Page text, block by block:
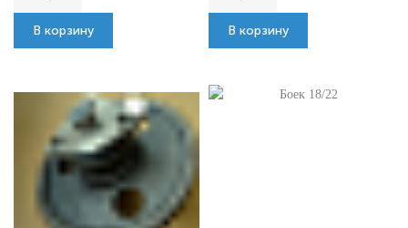
В корзину В корзину